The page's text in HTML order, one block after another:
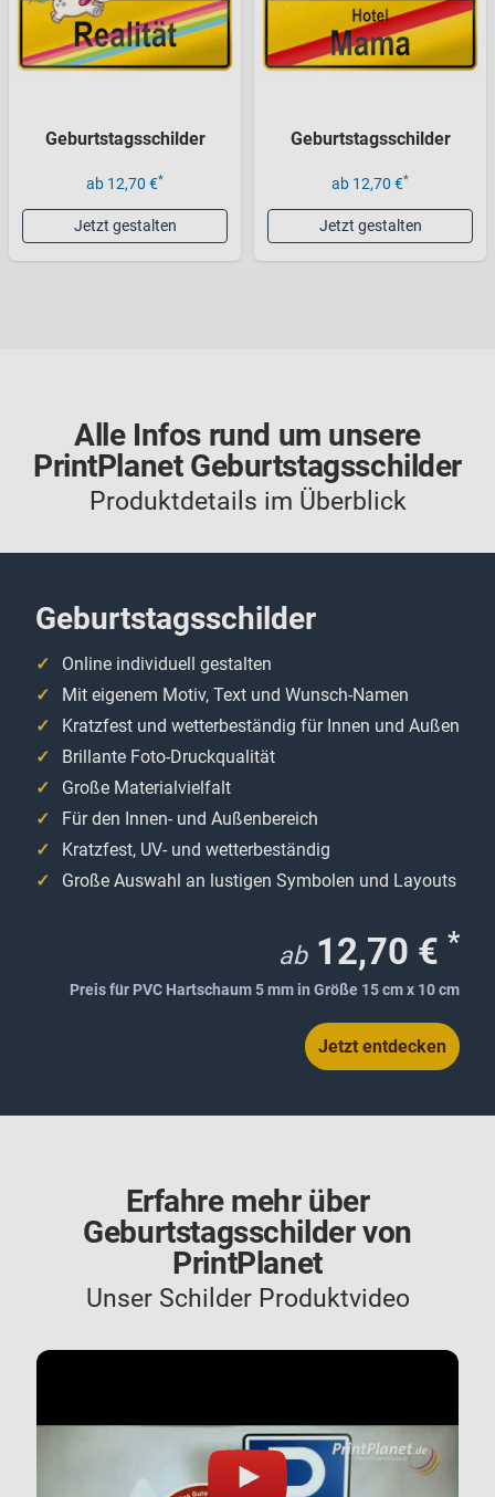
Geburtstagsschilder
ab 12,70 €*
Jetzt gestalten
Geburtstagsschilder
ab 12,70 €*
Jetzt gestalten
Alle Infos rund um unsere
PrintPlanet Geburtstagsschilder
Produktdetails im Überblick
Geburtstagsschilder
Online individuell gestalten
Mit eigenem Motiv, Text und Wunsch-Namen
Kratzfest und wetterbeständig für Innen und Außen
Brillante Foto-Druckqualität
Große Materialvielfalt
Für den Innen- und Außenbereich
Kratzfest, UV- und wetterbeständig
Große Auswahl an lustigen Symbolen und Layouts
ab 12,70 € *
Preis für PVC Hartschaum 5 mm in Größe 15 cm x 10 cm
Jetzt entdecken
Erfahre mehr über
Geburtstagsschilder von
PrintPlanet
Unser Schilder Produktvideo